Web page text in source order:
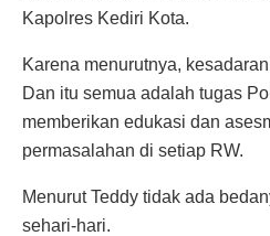
Kapolres Kediri Kota.
Karena menurutnya,
Dan itu semua adalah tugas
memberikan edukasi dan
permasalahan di setiap RW.
Menurut Teddy tidak ada
sehari-hari.